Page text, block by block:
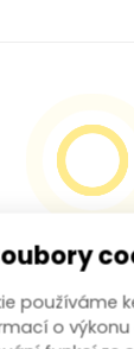
ocelové 20
délka 20 m;
více než
používáme
o